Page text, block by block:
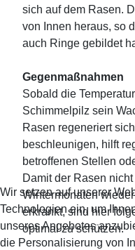
sich auf dem Rasen.
von Innen heraus, so
auch Ringe gebildet
Gegenmaßnahmen
Sobald die
Schimmelpilz sein
Rasen regeneriert
beschleunigen, hilft
betroffenen Stellen
Damit der Rasen
Wintermonaten
erkrankt, sind hier
optimal zu schützen.
Wir setzen auf unserer
Technologien ein, um
unseres Angebotes
die Personalisierung von